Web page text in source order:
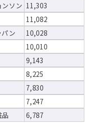
ンソン 11,303
11,082
パン
10,028
10,010
9,143
8,225
7,830
7,247
品 6,787